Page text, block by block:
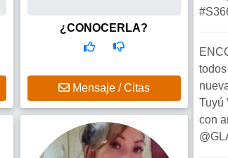
¿CONOCERLA?
Mensaje / Citas
Tuyú
con